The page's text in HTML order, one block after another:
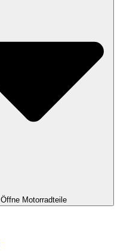
Öffne Motorradteile